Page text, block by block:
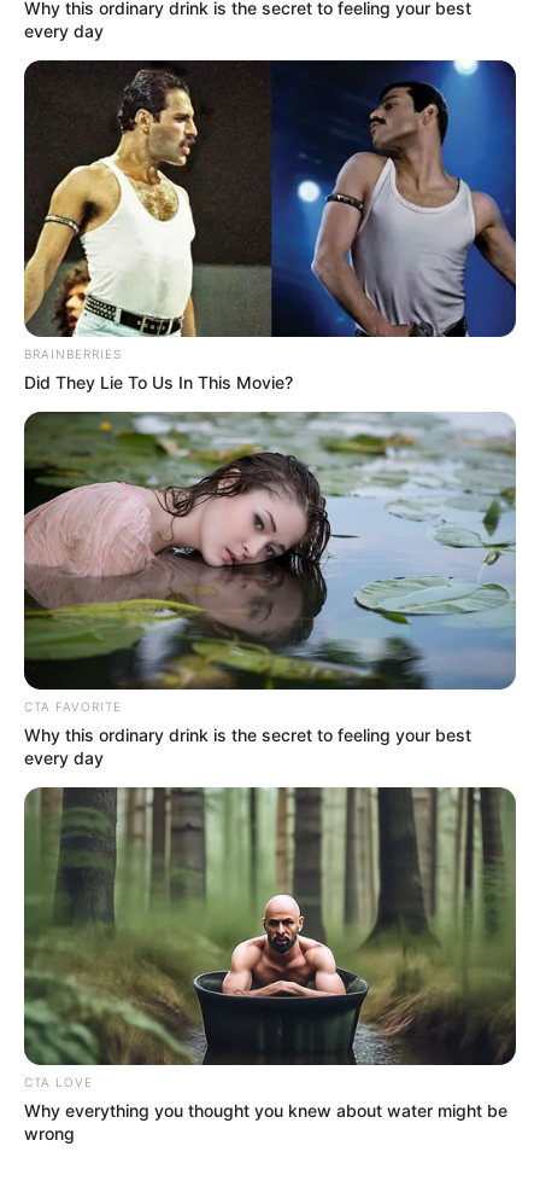
COMPARTIR
ALERTA BOGOTÁ EN GOOGLE NEWS
TEMAS RELACIONADOS
OBRAS NOTICIAS CARTAGENA
EDUCACIÓN
COLEGIOS
COLEGIOS PÚBLICOS
LA BOQUILLA
CARTAGENA
DUMEK TURBAY
ALCALDÍA DE CARTAGENA
MANTÉNGASE EN ALERTA
Tenemos todas las noticias que le
interesan. Para estar bien informado, por
favor, active las notificaciones de Alerta.
ACTIVAR AHORA
TEMAS DESTACADOS
CORTES DE LUZ EN BOLÍVAR
EL CARMEN DE BOLÍVAR
DUMEK TURBAY
ALCALDÍA DE CARTAGENA
YAMIL ARANA
FEMINICIDIO
Why this ordinary drink is the secret to feeling your best
every day
BRAINBERRIES
Did They Lie To Us In This Movie?
CTA FAVORITE
Why this ordinary drink is the secret to feeling your best
every day
CTA LOVE
Why everything you thought you knew about water might be
wrong